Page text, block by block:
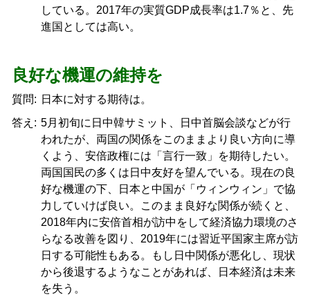
している。2017年の実質GDP成長率は1.7％と、先
進国としては高い。
良好な機運の維持を
質問: 日本に対する期待は。
答え: 5月初旬に日中韓サミット、日中首脳会談などが行
われたが、両国の関係をこのままより良い方向に導
くよう、安倍政権には「言行一致」を期待したい。
両国国民の多くは日中友好を望んでいる。現在の良
好な機運の下、日本と中国が「ウィンウィン」で協
力していけば良い。このまま良好な関係が続くと、
2018年内に安倍首相が訪中をして経済協力環境のさ
らなる改善を図り、2019年には習近平国家主席が訪
日する可能性もある。もし日中関係が悪化し、現状
から後退するようなことがあれば、日本経済は未来
を失う。